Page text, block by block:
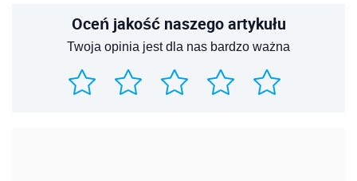
Oceń jakość naszego artykułu
Twoja opinia jest dla nas bardzo ważna